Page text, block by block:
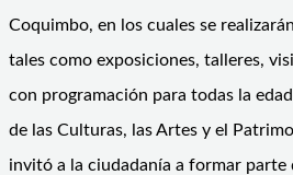
Coquimbo, en los cuales se
tales como exposiciones, talleres,
con programación para todas la
de las Culturas, las Artes y el
invitó a la ciudadanía a formar parte